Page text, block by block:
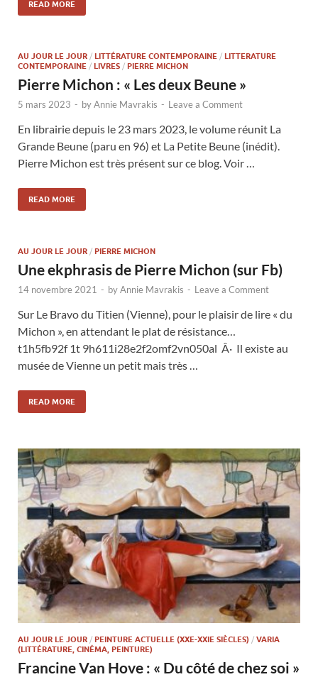
READ MORE
AU JOUR LE JOUR / LITTÉRATURE CONTEMPORAINE / LITTERATURE
CONTEMPORAINE / LIVRES / PIERRE MICHON
Pierre Michon : « Les deux Beune »
5 mars 2023 - byAnnie Mavrakis - Leave a Comment
En librairie depuis le 23 mars 2023, le volume réunit La
Grande Beune (paru en 96) et La Petite Beune (inédit).
Pierre Michon est très présent sur ce blog. Voir …
READ MORE
AU JOUR LE JOUR / PIERRE MICHON
Une ekphrasis de Pierre Michon (sur Fb)
14 novembre 2021 - byAnnie Mavrakis - Leave a Comment
Sur Le Bravo du Titien (Vienne), pour le plaisir de lire « du
Michon », en attendant le plat de résistance…
t1h5fb92f 1t 9h611i28e2f2omf2vn050al Â· Il existe au
musée de Vienne un petit mais très …
READ MORE
AU JOUR LE JOUR / PEINTURE ACTUELLE (XXE-XXIE SIÈCLES) / VARIA
(LITTÉRATURE, CINÉMA, PEINTURE)
Francine Van Hove : « Du côté de chez soi »